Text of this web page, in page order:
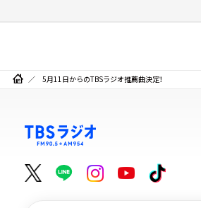
5月11日からのTBSラジオ推薦曲決定！